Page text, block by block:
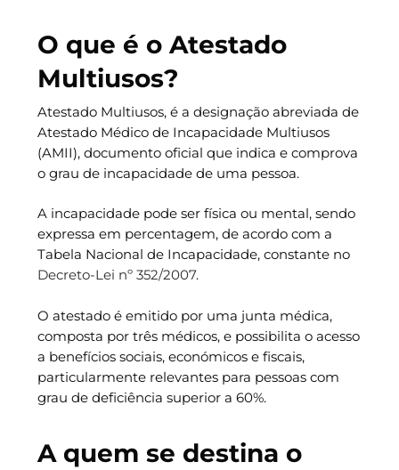
O que é o Atestado
Multiusos?
Atestado Multiusos, é a designação abreviada de
Atestado Médico de Incapacidade Multiusos
(AMII), documento oficial que indica e comprova
o grau de incapacidade de uma pessoa.
A incapacidade pode ser física ou mental, sendo
expressa em percentagem, de acordo com a
Tabela Nacional de Incapacidade, constante no
Decreto-Lei nº 352/2007.
O atestado é emitido por uma junta médica,
composta por três médicos, e possibilita o acesso
a benefícios sociais, económicos e fiscais,
particularmente relevantes para pessoas com
grau de deficiência superior a 60%.
A quem se destina o